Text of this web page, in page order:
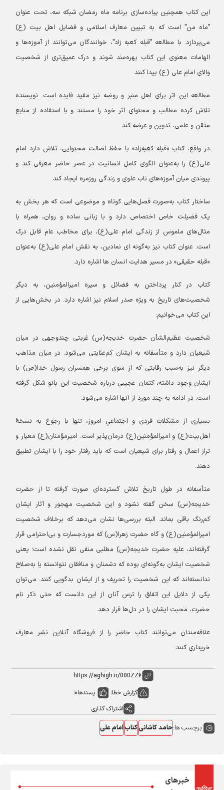
این کتاب همچنین پیاده‌سازی برنامه ماه رمضان شبکه سه، تحت عنوان
"ماه من" است که به تبیین معارف اسلامی و فضایل اهل بیت (ع)
می‌پردازد. با مطالعه "قبله کعبه زاد"، خوانندگان می‌توانند از آموزه‌ها و
الهامات معنوی این کتاب بهره‌مند شوند و درک عمیق‌تری از شخصیت
والای امام علی (ع) پیدا کنند.
مطالعه این اثر برای اهل منبر و روضه نیز مفید فایده است. نویسنده
تلاش ‌کرده مطالب و محتوای اثر خود را مستند و با استفاده از منابع
متقن و علمی، تدوین و عرضه کند.
در واقع، کتاب «قبله کعبه‌زاد» با حفظ اصالت محتوایی، تلاش دارد امام
علی(ع) را به‌عنوان الگوی کاملِ انسانیت در عصر حاضر معرفی کند و
پیوندی میان آموزه‌های ناب علوی و زندگی روزمره ایجاد کند.
ساختار کتاب به‌صورت‌ فصل‌هایی کوتاه و موضوعی است که هر بخش به
یک فضیلت خاص اختصاص دارد و با زبانی ساده و روان، همراه با
مثال‌های ملموس از زندگی امام علی(ع)، برای مخاطب عام قابل درک
است. عنوان کتاب نیز به‌گونه ای نمادین، به نقش امام علی(ع) به‌عنوان
«قبله حقیقی» در مسیر هدایت انسان ها اشاره دارد.
کتاب در کنار پرداختن به فضائل و سیره امیرالمؤمنین، به دیگر
شخصیت‌های تاریخ به ویژه صدر اسلام نیز اشاره دارد. در بخش‌هایی از
این کتاب می‌خوانیم:
شخصیت عظیم‌الشأن حضرت خدیجه(س) غربتی چندوجهی در میان
شیعیان دارد و متأسفانه به ایشان کم‌عنایتی می‌شود. در میان مذاهب
دیگر نیز به‌سبب رقابتی که از سوی برخی همسران رسول خدا(ص) با
ایشان وجود داشته، کتمان عجیبی درباره شخصیت این بانو شکل گرفته
است. در ادامه به چند مورد از آنها اشاره می‌شود.
بسیاری از مشکلات فردی و اجتماعیِ امروز، تنها با رجوع به نسخۀ
اهل‌بیت(ع) و امیرالمؤمنین(ع) درمان‌پذیر است. امیرمؤمنان(ع) معیار و
تراز اعمال و رفتار برای شیعیان است که باید رفتار خود را با ایشان تطبیق
دهند.
متأسفانه در طول تاریخ تلاش گسترده‌ای صورت گرفته تا از حضرت
خدیجه(س) سخن گفته نشود و این شخصیت مهجور و آثار ایشان
کم‌رنگ باقی بماند. البته بررسی‌ها نشان می‌دهد که برخلاف شخصیت
امیرالمؤمنین(ع) و گاه حضرت زهرا(س) که موردجسارت و بی‌احترامی قرار
گرفته‌اند، علیه حضرت خدیجه(س) مطلبی منفی نقل نشده است؛ یعنی
شخصیت ایشان به‌گونه‌ای بوده که دشمنان و منافقان نتوانسته‌ یا به‌صلاح
ندانسته‌اند که این شخصیت را تحریف و از ایشان بدگویی کنند. می‌توان
یکی از دلایل این اتفاق را ترس آنان از این دانست که حتی ذکر نام
حضرت، محبت ایشان را در دل‌ها قرار دهد.
علاقه‌مندان می‌توانند کتاب حاضر را از فروشگاه آنلاین نشر معارف
خریداری کنند.
گزارش خطا پسندها0
اشتراک گذاری
برچسب ها:حامد کاشانیکتابامام علی
خبرهای